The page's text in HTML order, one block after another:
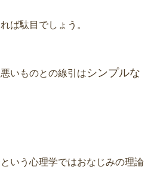
ば駄目でしょう。
いものとの線引はシンプルな
いう心理学ではおなじみの理論